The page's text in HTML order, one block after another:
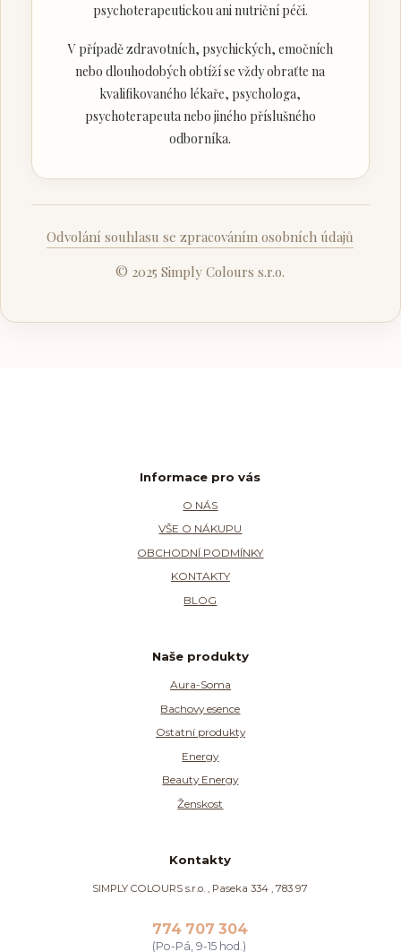
psychoterapeutickou ani nutriční péči.
V případě zdravotních, psychických, emočních
nebo dlouhodobých obtíží se vždy obraťte na
kvalifikovaného lékaře, psychologa,
psychoterapeuta nebo jiného příslušného
odborníka.
Odvolání souhlasu se zpracováním osobních údajů
© 2025 Simply Colours s.r.o.
Informace pro vás
O NÁS
VŠE O NÁKUPU
OBCHODNÍ PODMÍNKY
KONTAKTY
BLOG
Naše produkty
Aura-Soma
Bachovy esence
Ostatní produkty
Energy
Beauty Energy
Ženskost
Kontakty
SIMPLY COLOURS s.r.o. , Paseka 334 , 783 97
774 707 304
(Po-Pá, 9-15 hod.)